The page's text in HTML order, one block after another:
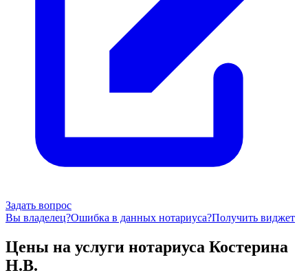
Задать вопрос
Вы владелец?Ошибка в данных нотариуса?Получить виджет
Цены на услуги нотариуса Костерина
Н.В.